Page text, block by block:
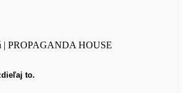
| PROPAGANDA HOUSE
to.